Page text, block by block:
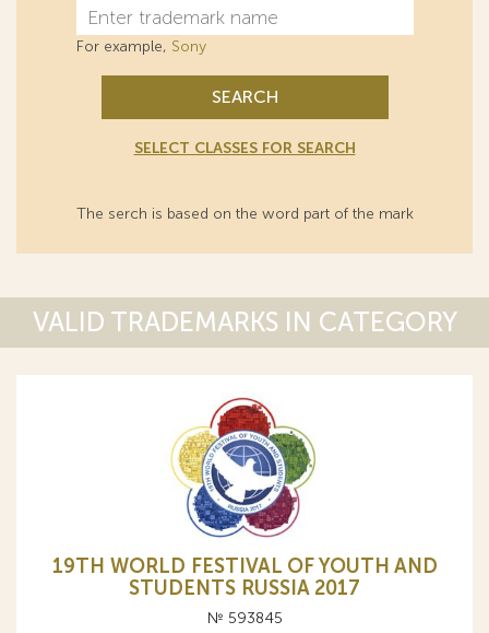
For example, Sony
SEARCH
SELECT CLASSES FOR SEARCH
The serch is based on the word part of the mark
VALID TRADEMARKS IN CATEGORY
19TH WORLD FESTIVAL OF YOUTH AND
STUDENTS RUSSIA 2017
№ 593845